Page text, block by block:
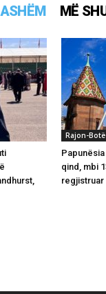
MË
Rajon-Botë
qind, mbi
regjistruar